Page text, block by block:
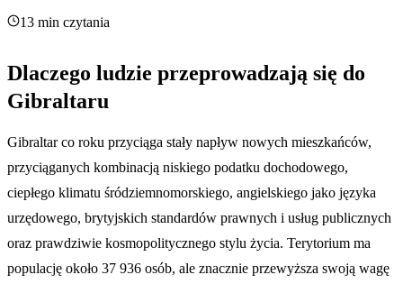
13 min czytania
Dlaczego ludzie przeprowadzają się do
Gibraltaru
Gibraltar co roku przyciąga stały napływ nowych mieszkańców,
przyciąganych kombinacją niskiego podatku dochodowego,
ciepłego klimatu śródziemnomorskiego, angielskiego jako języka
urzędowego, brytyjskich standardów prawnych i usług publicznych
oraz prawdziwie kosmopolitycznego stylu życia. Terytorium ma
populację około 37 936 osób, ale znacznie przewyższa swoją wagę